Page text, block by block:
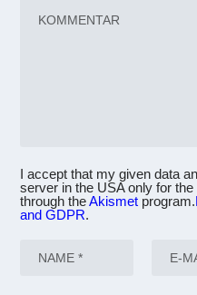
I accept that my given data
server in the USA only for
through theAkismet program.
and GDPR.